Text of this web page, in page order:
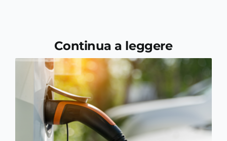
Continua a leggere